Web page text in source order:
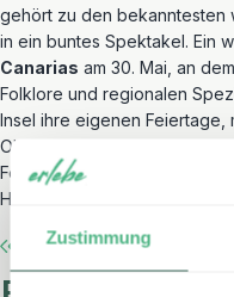
Zustimmung
gehört zu den bekanntesten
in ein buntes Spektakel. Ein
Canarias am 30. Mai, an
Folklore und regionalen
Insel ihre eigenen Feiertage,
Ob traditionelle Wallfahrten,
Feste bieten eine
Herzlichkeit der Kanarier